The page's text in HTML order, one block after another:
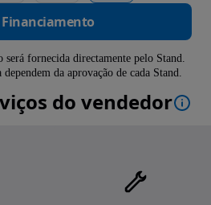
Financiamento
fornecida directamente pelo Stand.
da aprovação de cada Stand.
do vendedor